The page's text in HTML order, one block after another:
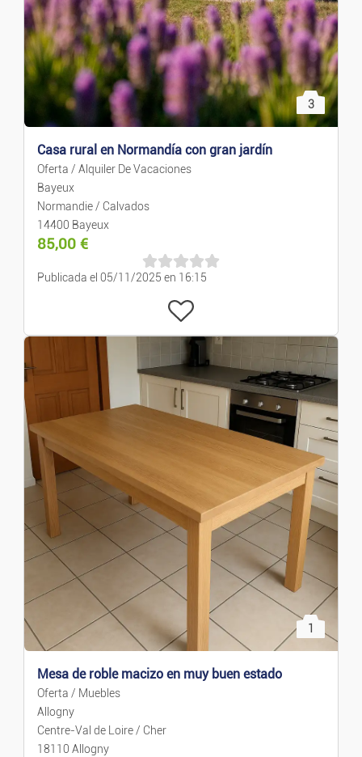
Decoración
Electrodoméstico
Bricolaje Y Jardinería
3
Casa rural en Normandía con gran jardín
Oferta / Alquiler De Vacaciones
Bayeux
Normandie / Calvados
14400 Bayeux
85,00 €
Publicada el 05/11/2025 en 16:15
1
Mesa de roble macizo en muy buen estado
Oferta / Muebles
Allogny
Centre-Val de Loire / Cher
18110 Allogny